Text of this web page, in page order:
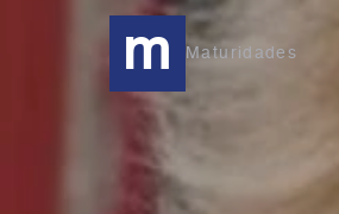
m Maturidades